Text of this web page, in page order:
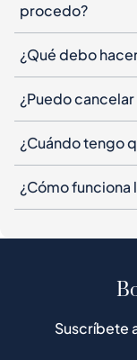
procedo?
¿Qué debo
¿Puedo
¿Cuándo tengo
¿Cómo
Suscríbete